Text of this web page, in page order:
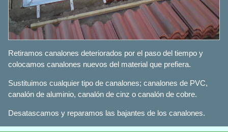
Retiramos canalones deteriorados por el paso del tiempo y
colocamos canalones nuevos del material que prefiera.
Sustituimos cualquier tipo de canalones; canalones de PVC,
canalón de aluminio, canalón de cinz o canalón de cobre.
Desatascamos y reparamos las bajantes de los canalones.